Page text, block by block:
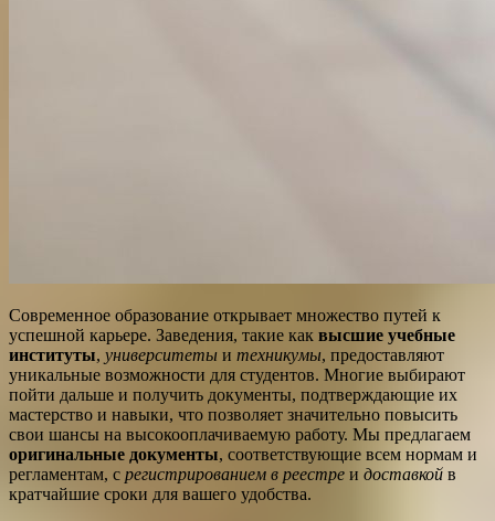
Современное образование открывает множество путей к
успешной карьере. Заведения, такие как высшие учебные
институты, университеты и техникумы, предоставляют
уникальные возможности для студентов. Многие выбирают
пойти дальше и получить документы, подтверждающие их
мастерство и навыки, что позволяет значительно повысить
свои шансы на высокооплачиваемую работу. Мы предлагаем
оригинальные документы, соответствующие всем нормам и
регламентам, с регистрированием в реестре и доставкой в
кратчайшие сроки для вашего удобства.